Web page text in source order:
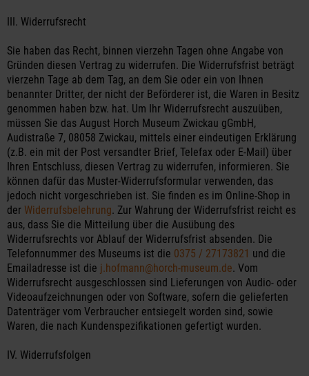
III. Widerrufsrecht
Sie haben das Recht, binnen vierzehn Tagen ohne Angabe von
Gründen diesen Vertrag zu widerrufen. Die Widerrufsfrist beträgt
vierzehn Tage ab dem Tag, an dem Sie oder ein von Ihnen
benannter Dritter, der nicht der Beförderer ist, die Waren in Besitz
genommen haben bzw. hat. Um Ihr Widerrufsrecht auszuüben,
müssen Sie das August Horch Museum Zwickau gGmbH,
Audistraße 7, 08058 Zwickau, mittels einer eindeutigen Erklärung
(z.B. ein mit der Post versandter Brief, Telefax oder E-Mail) über
Ihren Entschluss, diesen Vertrag zu widerrufen, informieren. Sie
können dafür das Muster-Widerrufsformular verwenden, das
jedoch nicht vorgeschrieben ist. Sie finden es im Online-Shop in
der Widerrufsbelehrung. Zur Wahrung der Widerrufsfrist reicht es
aus, dass Sie die Mitteilung über die Ausübung des
Widerrufsrechts vor Ablauf der Widerrufsfrist absenden. Die
Telefonnummer des Museums ist die 0375 / 27173821 und die
Emailadresse ist die j.hofmann@horch-museum.de. Vom
Widerrufsrecht ausgeschlossen sind Lieferungen von Audio- oder
Videoaufzeichnungen oder von Software, sofern die gelieferten
Datenträger vom Verbraucher entsiegelt worden sind, sowie
Waren, die nach Kundenspezifikationen gefertigt wurden.
IV. Widerrufsfolgen